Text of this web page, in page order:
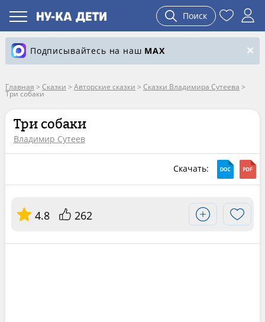
Поиск
Подписывайтесь на наш MAX
Главная > Сказки > Авторские сказки > Сказки Владимира Сутеева >
Три собаки
Три собаки
Владимир Сутеев
Скачать:
4.8 262